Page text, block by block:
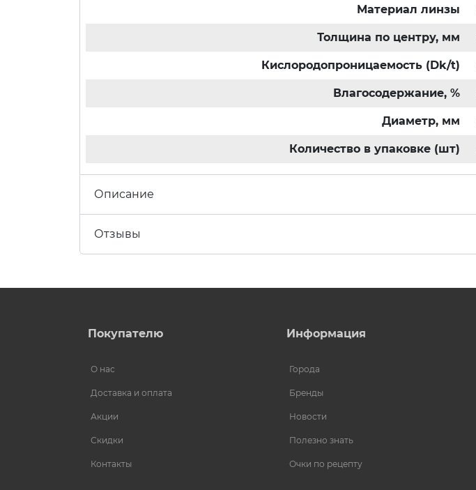
Материал линзы
Толщина по центру, мм
Кислородопроницаемость (Dk/t)
Влагосодержание, %
Диаметр, мм
Количество в упаковке (шт)
Описание
Отзывы
Покупателю
О нас
Доставка и оплата
Акции
Скидки
Контакты
Информация
Города
Бренды
Новости
Полезно знать
Очки по рецепту